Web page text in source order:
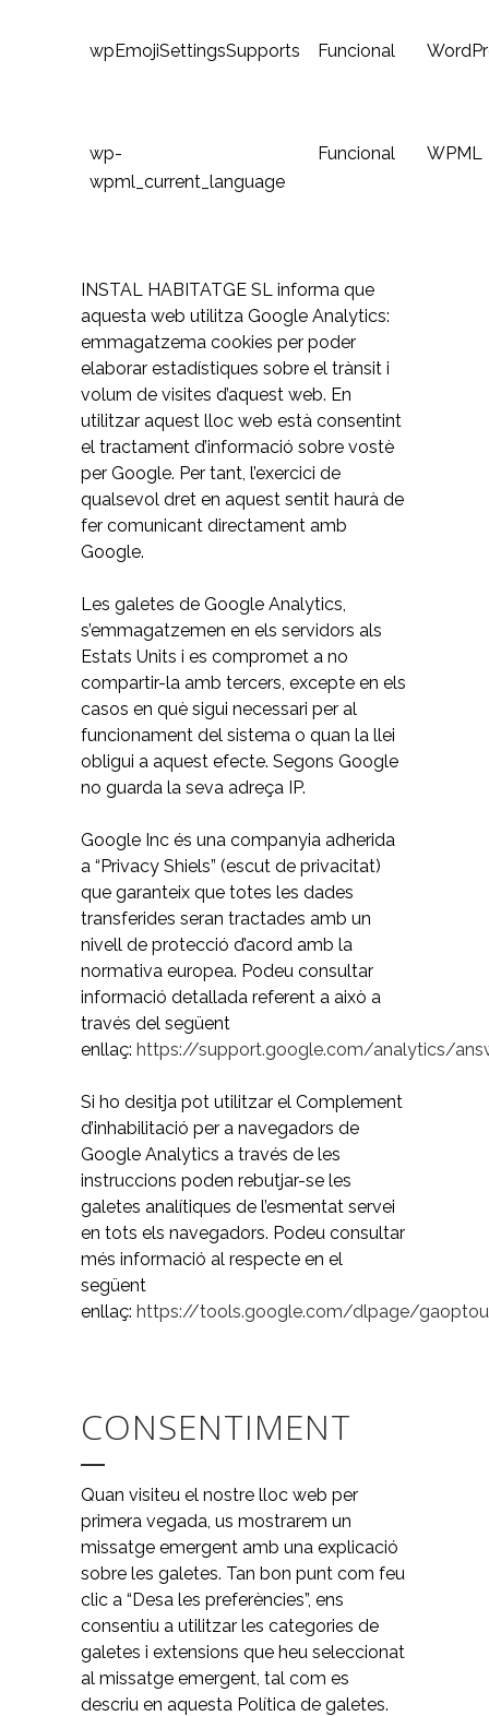
wpEmojiSettingsSupports Funcional
wp-
wpml_current_language
Funcional WPML
INSTAL HABITATGE SL informa que
aquesta web utilitza Google Analytics:
emmagatzema cookies per poder
elaborar estadístiques sobre el trànsit i
volum de visites d’aquest web. En
utilitzar aquest lloc web està consentint
el tractament d’informació sobre vostè
per Google. Per tant, l’exercici de
qualsevol dret en aquest sentit haurà de
fer comunicant directament amb
Google.
Les galetes de Google Analytics,
s’emmagatzemen en els servidors als
Estats Units i es compromet a no
compartir-la amb tercers, excepte en els
casos en què sigui necessari per al
funcionament del sistema o quan la llei
obligui a aquest efecte. Segons Google
no guarda la seva adreça IP.
Google Inc és una companyia adherida
a “Privacy Shiels” (escut de privacitat)
que garanteix que totes les dades
transferides seran tractades amb un
nivell de protecció d’acord amb la
normativa europea. Podeu consultar
informació detallada referent a això a
través del següent
enllaç: https://support.google.com/analytics/
Si ho desitja pot utilitzar el Complement
d’inhabilitació per a navegadors de
Google Analytics a través de les
instruccions poden rebutjar-se les
galetes analítiques de l’esmentat servei
en tots els navegadors. Podeu consultar
més informació al respecte en el
següent
enllaç: https://tools.google.com/dlpage/
CONSENTIMENT
Quan visiteu el nostre lloc web per
primera vegada, us mostrarem un
missatge emergent amb una explicació
sobre les galetes. Tan bon punt com feu
clic a “Desa les preferències”, ens
consentiu a utilitzar les categories de
galetes i extensions que heu seleccionat
al missatge emergent, tal com es
descriu en aquesta Política de galetes.